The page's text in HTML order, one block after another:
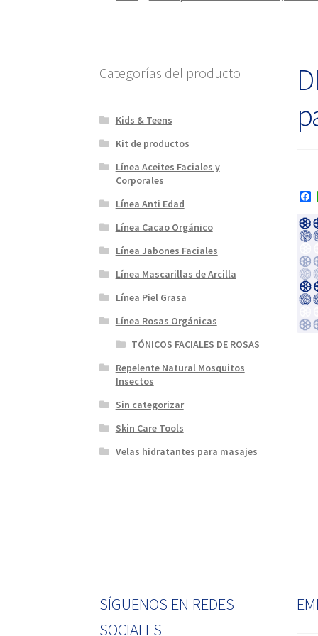
F
c
e
b
o
o
k
Categorías del producto
Kids & Teens
Kit de productos
Línea Aceites Faciales y
Corporales
Línea Anti Edad
Línea Cacao Orgánico
Línea Jabones Faciales
Línea Mascarillas de Arcilla
Línea Piel Grasa
Línea Rosas Orgánicas
TÓNICOS FACIALES DE ROSAS
Repelente Natural Mosquitos
Insectos
Sin categorizar
Skin Care Tools
Velas hidratantes para masajes
SÍGUENOS EN REDES
SOCIALES